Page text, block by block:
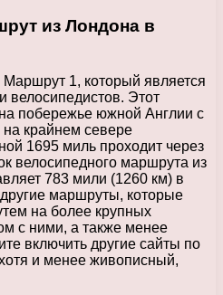
из Лондона в
1, который является
велосипедистов. Этот
побережье южной Англии с
крайнем севере
1695 миль проходит через
велосипедного маршрута из
783 мили (1260 км) в
маршруты, которые
на более крупных
с ними, а также менее
включить другие сайты по
и менее живописный,